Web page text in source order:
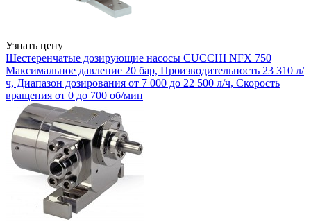
Узнать цену
Шестеренчатые дозирующие насосы CUCCHI NFX 750
Максимальное давление 20 бар, Производительность 23 310 л/
ч, Диапазон дозирования от 7 000 до 22 500 л/ч, Скорость
вращения от 0 до 700 об/мин